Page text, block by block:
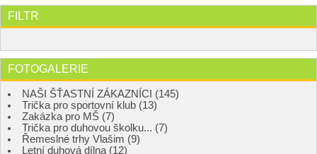
FILTR
FOTOGALERIE
NAŠI ŠŤASTNÍ ZÁKAZNÍCI (145)
Trička pro sportovní klub (13)
Zakázka pro MŠ (7)
Trička pro duhovou školku... (7)
Řemeslné trhy Vlašim (9)
Letní duhová dílna (12)